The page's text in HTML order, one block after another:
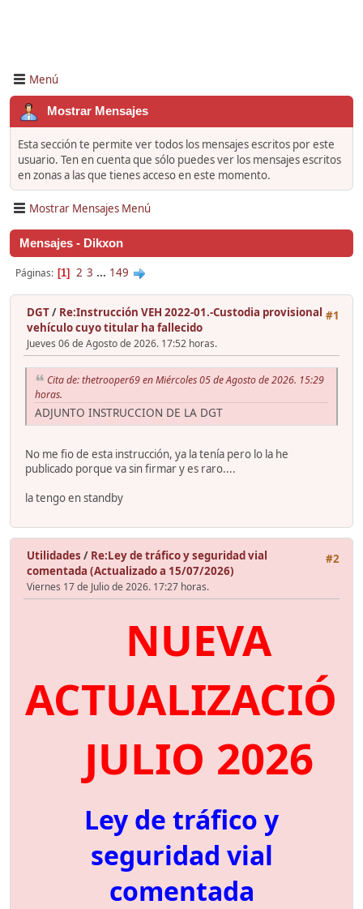
Menú
Mostrar Mensajes
Esta sección te permite ver todos los mensajes escritos por este
usuario. Ten en cuenta que sólo puedes ver los mensajes escritos
en zonas a las que tienes acceso en este momento.
Mostrar Mensajes Menú
Mensajes - Dikxon
Páginas 1 2 3 ... 149
#1
DGT/ Re:Instrucción VEH 2022-01.-Custodia provisional
vehículo cuyo titular ha fallecido
Jueves 06 de Agosto de 2026. 17:52 horas.
Cita de: thetrooper69 en Miércoles 05 de Agosto de 2026. 15:29
horas.
ADJUNTO INSTRUCCION DE LA DGT
No me fio de esta instrucción, ya la tenía pero lo la he
publicado porque va sin firmar y es raro....
la tengo en standby
#2
Utilidades / Re:Ley de tráfico y seguridad vial
comentada (Actualizado a 15/07/2026)
Viernes 17 de Julio de 2026. 17:27 horas.
NUEVA
JULIO 2026
Ley de tráfico y
seguridad vial
comentada